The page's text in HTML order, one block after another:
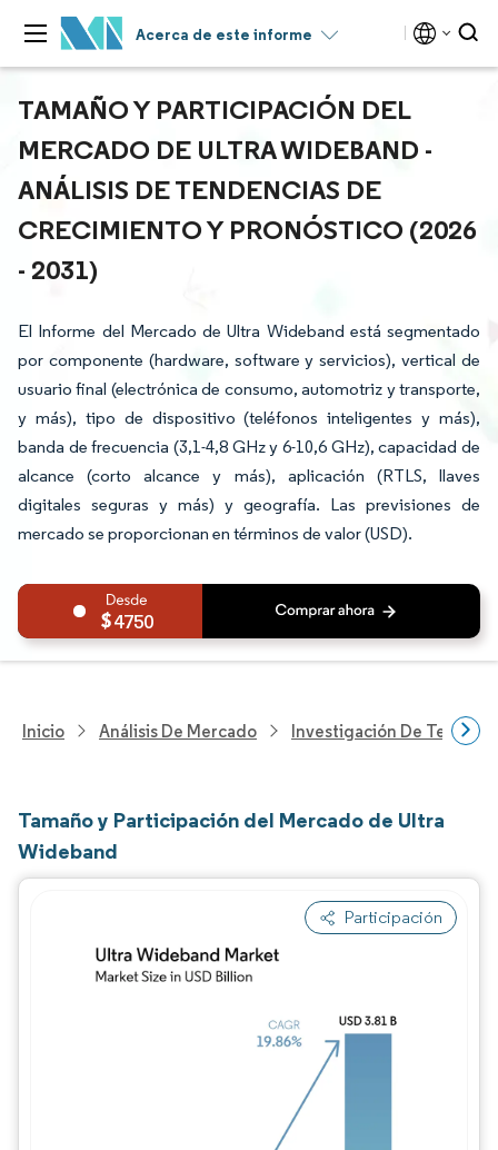
Acerca de este informe
TAMAÑO Y PARTICIPACIÓN DEL
MERCADO DE ULTRA WIDEBAND -
ANÁLISIS DE TENDENCIAS DE
CRECIMIENTO Y PRONÓSTICO (2026
- 2031)
El Informe del Mercado de Ultra Wideband está segmentado
por componente (hardware, software y servicios), vertical de
usuario final (electrónica de consumo, automotriz y transporte,
y más), tipo de dispositivo (teléfonos inteligentes y más),
banda de frecuencia (3,1-4,8 GHz y 6-10,6 GHz), capacidad de
alcance (corto alcance y más), aplicación (RTLS, llaves
digitales seguras y más) y geografía. Las previsiones de
mercado se proporcionan en términos de valor (USD).
4750
Inicio Análisis De Mercado Investigación De
Tamaño y Participación del Mercado de Ultra
Wideband
Participación